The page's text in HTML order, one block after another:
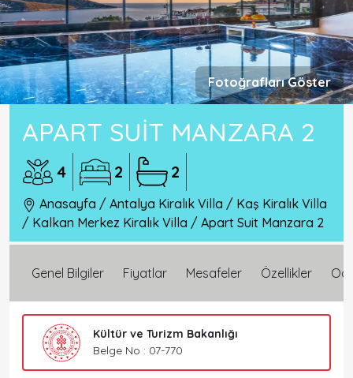
Fotoğrafları Göster
APART SUIT MANZARA 2
4 2 2
Anasayfa / Antalya Kiralık Villa / Kaş Kiralık Villa
/ Kalkan Merkez Kiralık Villa / Apart Suit Manzara 2
Genel Bilgiler Fiyatlar Mesafeler Özellikler
Kültür ve Turizm Bakanlığı
Belge No : 07-770